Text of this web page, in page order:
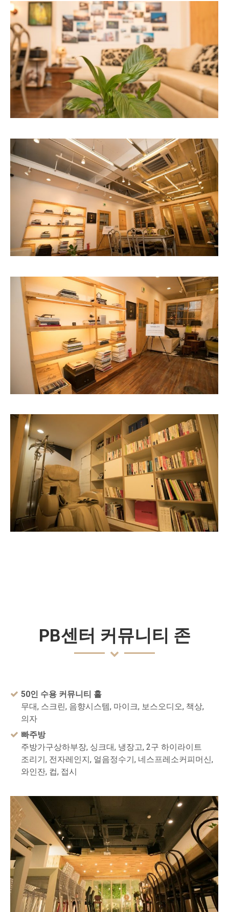
PB센터 커뮤니티 존
50인 수용 커뮤니티 홀
무대, 스크린, 음향시스템, 마이크, 보스오디오, 책상,
의자
빠주방
주방가구상하부장, 싱크대, 냉장고, 2구 하이라이트
조리기, 전자레인지, 얼음정수기, 네스프레소커피머신,
와인잔, 컵, 접시